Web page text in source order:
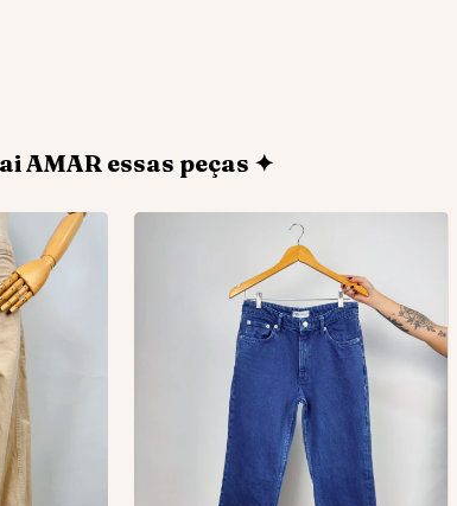
AMAR essas peças ✦